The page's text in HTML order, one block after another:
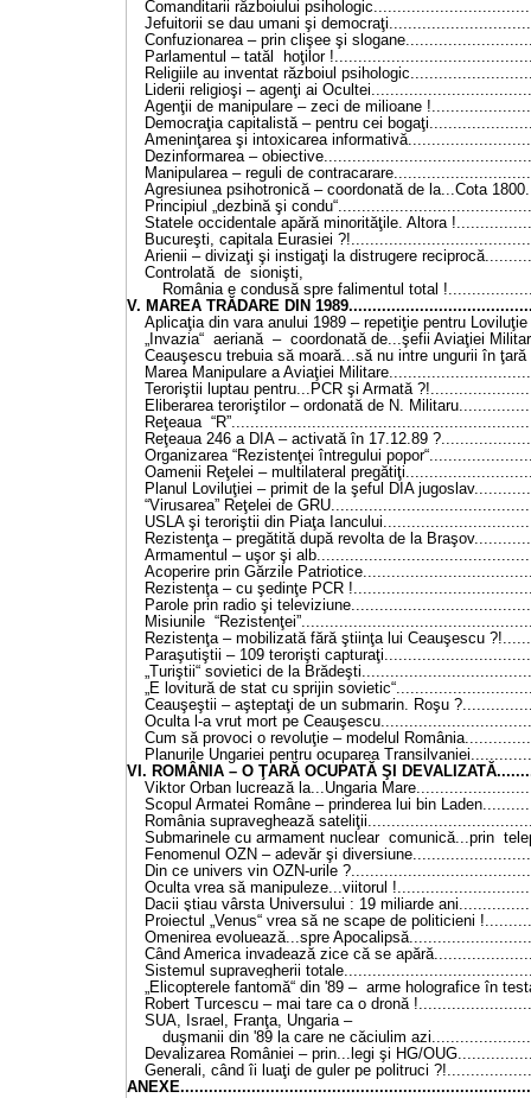
Comanditarii războiului
Jefuitorii se dau umani şi
Confuzionarea – prin clişee şi
Parlamentul – tatăl hoţilor
Religiile au inventat războiul
Liderii religioşi – agenţi ai
Agenţii de manipulare – zeci de milioane
Democraţia capitalistă – pentru cei
Ameninţarea şi intoxicarea
Dezinformarea –
Manipularea – reguli de
Agresiunea psihotronică – coordonată de la...Cota
Principiul „dezbină şi
Statele occidentale apără minorităţile. Altora
Bucureşti, capitala Eurasiei
Arienii – divizaţi şi instigaţi la distrugere
Controlată de sionişti,
România e condusă spre falimentul total
V. MAREA TRĂDARE DIN
Aplicaţia din vara anului 1989 – repetiţie pentru
„Invazia“ aeriană – coordonată de...şefii Aviaţiei
Ceauşescu trebuia să moară...să nu intre ungurii în
Marea Manipulare a Aviaţiei
Teroriştii luptau pentru...PCR şi Armată
Eliberarea teroriştilor – ordonată de N.
Reţeaua
Reţeaua 246 a DIA – activată în 17.12.89
Organizarea “Rezistenţei întregului
Oamenii Reţelei – multilateral
Planul Loviluţiei – primit de la şeful DIA
“Virusarea” Reţelei de
USLA şi teroriştii din Piaţa
Rezistenţa – pregătită după revolta de la
Armamentul – uşor şi
Acoperire prin Gărzile
Rezistenţa – cu şedinţe PCR
Parole prin radio şi
Misiunile
Rezistenţa – mobilizată fără ştiinţa lui Ceauşescu
Paraşutiştii – 109 terorişti
„Turiştii“ sovietici de la
„E lovitură de stat cu sprijin
Ceauşeştii – aşteptaţi de un submarin. Roşu
Oculta l-a vrut mort pe
Cum să provoci o revoluţie – modelul
Planurile Ungariei pentru ocuparea
VI. ROMÂNIA – O ŢARĂ OCUPATĂ ŞI
Viktor Orban lucrează la...Ungaria
Scopul Armatei Române – prinderea lui bin
România supraveghează
Submarinele cu armament nuclear comunică...prin
Fenomenul OZN – adevăr şi
Din ce univers vin OZN-urile
Oculta vrea să manipuleze...viitorul
Dacii ştiau vârsta Universului : 19 miliarde ani
Proiectul „Venus“ vrea să ne scape de politicieni !
Omenirea evoluează...spre
Când America invadează zice că se
Sistemul supravegherii
„Elicopterele fantomă“ din '89 – arme holografice în
Robert Turcescu – mai tare ca o dronă
SUA, Israel, Franţa, Ungaria –
duşmanii din '89 la care ne căciulim
Devalizarea României – prin...legi şi HG/
Generali, când îi luaţi de guler pe politruci